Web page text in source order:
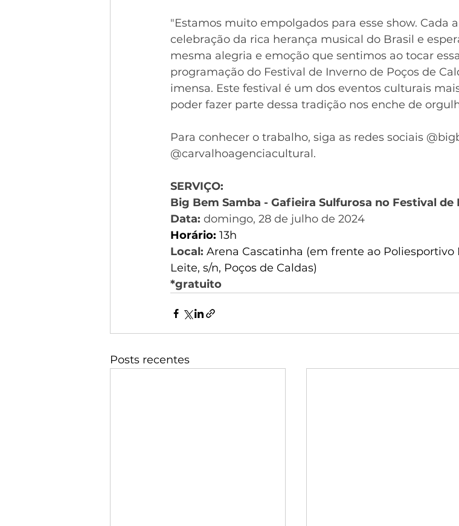
"Estamos muito empolgados para esse show. Cada
celebração da rica herança musical do Brasil e
mesma alegria e emoção que sentimos ao tocar
programação do Festival de Inverno de Poços de
imensa. Este festival é um dos eventos culturais
poder fazer parte dessa tradição nos enche de
Para conhecer o trabalho, siga as redes sociais
@carvalhoagenciacultural.
SERVIÇO:
Big Bem Samba - Gafieira Sulfurosa no Festival de
Data: domingo, 28 de julho de 2024
Horário: 13h
Local: Arena Cascatinha (em frente ao Poliesportivo
Leite, s/n, Poços de Caldas)
*gratuito
Posts recentes